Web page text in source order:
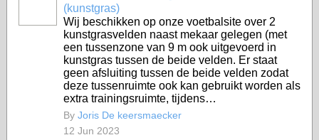
(kunstgras)
Wij beschikken op onze voetbalsite over 2
kunstgrasvelden naast mekaar gelegen (met
een tussenzone van 9 m ook uitgevoerd in
kunstgras tussen de beide velden. Er staat
geen afsluiting tussen de beide velden zodat
deze tussenruimte ook kan gebruikt worden als
extra trainingsruimte, tijdens…
By Joris De keersmaecker
12 Jun 2023